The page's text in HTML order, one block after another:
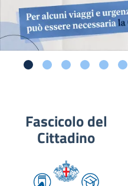
Fascicolo del
Cittadino